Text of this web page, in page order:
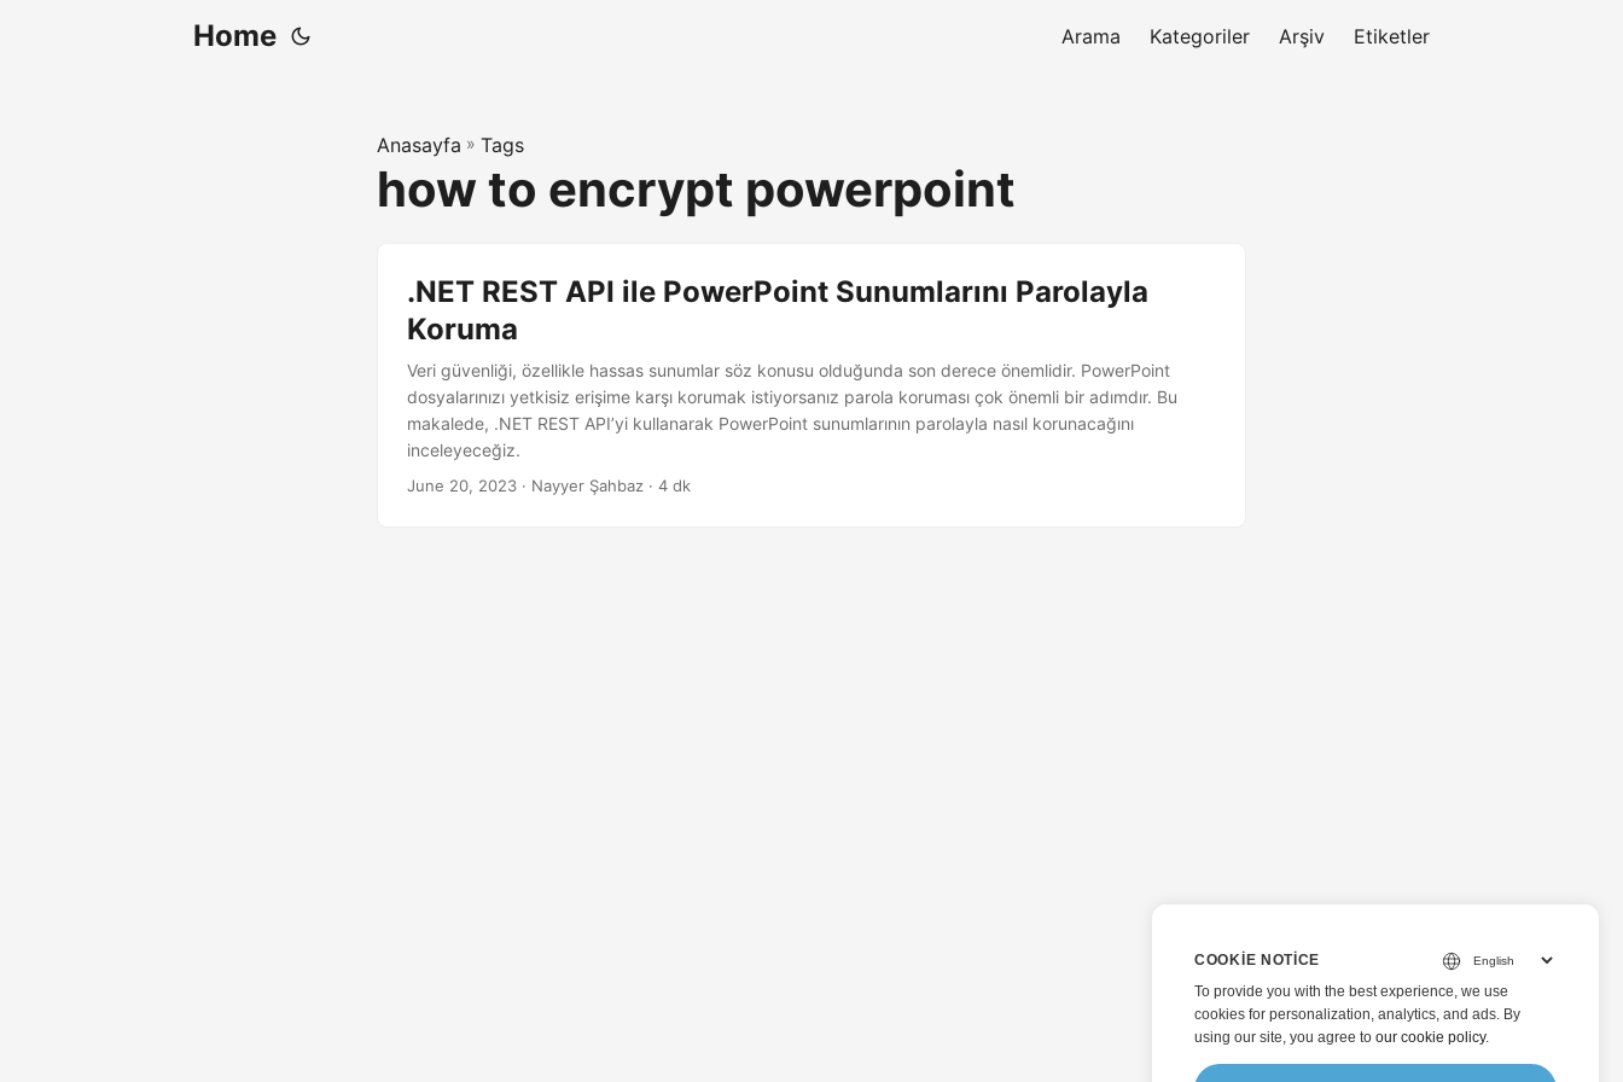
Home Arama Kategoriler Arşiv Etiketler
Anasayfa » Tags
how to encrypt powerpoint
.NET REST API ile PowerPoint Sunumlarını Parolayla
Koruma
Veri güvenliği, özellikle hassas sunumlar söz konusu olduğunda son derece önemlidir. PowerPoint
dosyalarınızı yetkisiz erişime karşı korumak istiyorsanız parola koruması çok önemli bir adımdır. Bu
makalede, .NET REST API’yi kullanarak PowerPoint sunumlarının parolayla nasıl korunacağını
inceleyeceğiz.
June 20, 2023 · Nayyer Şahbaz · 4 dk
COOKIE NOTICE
To provide you with the best experience, we use
cookies for personalization, analytics, and ads. By
using our site, you agree to our cookie policy.